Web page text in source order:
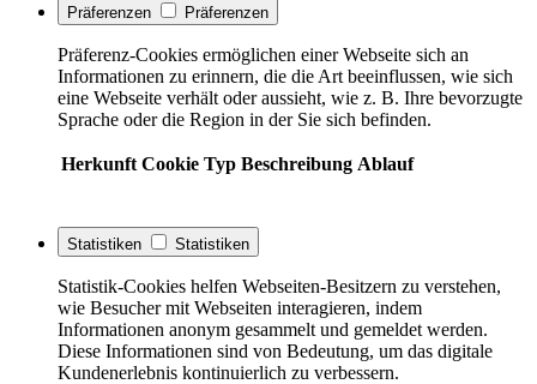
Präferenzen Präferenzen
Präferenz-Cookies ermöglichen einer Webseite sich an
Informationen zu erinnern, die die Art beeinflussen, wie sich
eine Webseite verhält oder aussieht, wie z. B. Ihre bevorzugte
Sprache oder die Region in der Sie sich befinden.
Herkunft Cookie Typ Beschreibung Ablauf
Statistiken Statistiken
Statistik-Cookies helfen Webseiten-Besitzern zu verstehen,
wie Besucher mit Webseiten interagieren, indem
Informationen anonym gesammelt und gemeldet werden.
Diese Informationen sind von Bedeutung, um das digitale
Kundenerlebnis kontinuierlich zu verbessern.